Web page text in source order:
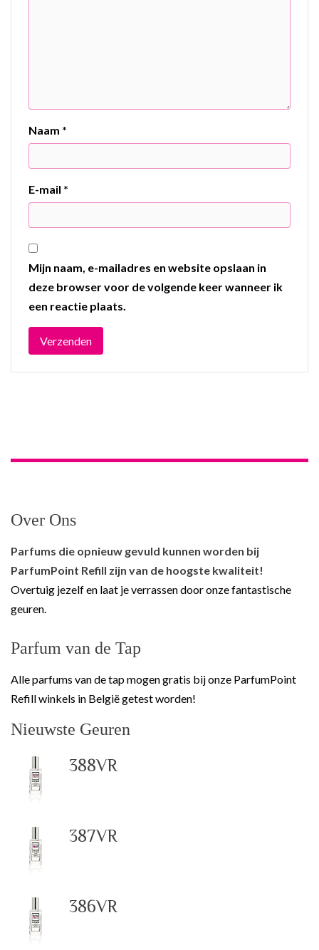
Naam *
E-mail *
Mijn naam, e-mailadres en website opslaan in
deze browser voor de volgende keer wanneer ik
een reactie plaats.
Over Ons
Parfums die opnieuw gevuld kunnen worden bij
ParfumPoint Refill zijn van de hoogste kwaliteit!
Overtuig jezelf en laat je verrassen door onze fantastische
geuren.
Parfum van de Tap
Alle parfums van de tap mogen gratis bij onze ParfumPoint
Refill winkels in België getest worden!
Nieuwste Geuren
388VR
387VR
386VR